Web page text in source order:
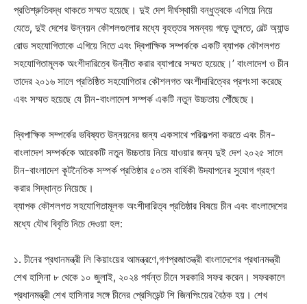
প্রতিশ্রুতিবদ্ধ থাকতে সম্মত হয়েছে। দুই দেশ দীর্ঘস্থায়ী বন্ধুত্বকে এগিয়ে নিয়ে
যেতে, দুই দেশের উন্নয়ন কৌশলগুলোর মধ্যে বৃহত্তর সমন্বয় গড়ে তুলতে, বেল্ট অ্যান্ড
রোড সহযোগিতাকে এগিয়ে নিতে এবং দ্বিপাক্ষিক সম্পর্ককে একটি ব্যাপক কৌশলগত
সহযোগিতামূলক অংশীদারিত্বে উন্নীত করার ব্যাপারে সম্মত হয়েছে।’ বাংলাদেশ ও চীন
তাদের ২০১৬ সালে প্রতিষ্ঠিত সহযোগিতার কৌশলগত অংশীদারিত্বের প্রশংসা করেছে
এবং সম্মত হয়েছে যে চীন-বাংলাদেশ সম্পর্ক একটি নতুন উচ্চতায় পৌঁছেছে।
দ্বিপাক্ষিক সম্পর্কের ভবিষ্যত উন্নয়নের জন্য একসাথে পরিকল্পনা করতে এবং চীন-
বাংলাদেশ সম্পর্ককে আরেকটি নতুন উচ্চতায় নিয়ে যাওয়ার জন্য দুই দেশ ২০২৫ সালে
চীন-বাংলাদেশ কূটনৈতিক সম্পর্ক প্রতিষ্ঠার ৫০তম বার্ষিকী উদযাপনের সুযোগ গ্রহণ
করার সিদ্ধান্ত নিয়েছে।
ব্যাপক কৌশলগত সহযোগিতামূলক অংশীদারিত্ব প্রতিষ্ঠার বিষয়ে চীন এবং বাংলাদেশের
মধ্যে যৌথ বিবৃতি নিচে দেওয়া হল:
১. চীনের প্রধানমন্ত্রী লি কিয়াংয়ের আমন্ত্রণে,গণপ্রজাতন্ত্রী বাংলাদেশের প্রধানমন্ত্রী
শেখ হাসিনা ৮ থেকে ১০ জুলাই, ২০২৪ পর্যন্ত চীনে সরকারি সফর করেন। সফরকালে
প্রধানমন্ত্রী শেখ হাসিনার সঙ্গে চীনের প্রেসিডেন্ট শি জিনপিংয়ের বৈঠক হয়। শেখ